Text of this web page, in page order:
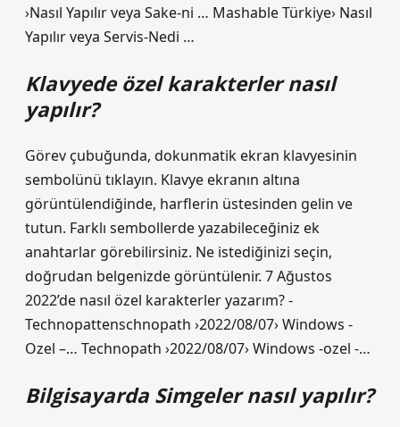
›Nasıl Yapılır veya Sake-ni … Mashable Türkiye› Nasıl
Yapılır veya Servis-Nedi …
Klavyede özel karakterler nasıl
yapılır?
Görev çubuğunda, dokunmatik ekran klavyesinin
sembolünü tıklayın. Klavye ekranın altına
görüntülendiğinde, harflerin üstesinden gelin ve
tutun. Farklı sembollerde yazabileceğiniz ek
anahtarlar görebilirsiniz. Ne istediğinizi seçin,
doğrudan belgenizde görüntülenir. 7 Ağustos
2022’de nasıl özel karakterler yazarım? -
Technopattenschnopath ›2022/08/07› Windows -
Ozel –… Technopath ›2022/08/07› Windows -ozel -…
Bilgisayarda Simgeler nasıl yapılır?